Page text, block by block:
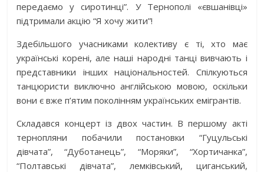
передаємо у сиротинці”. У Тернополі «євшанівці»
підтримали акцію “Я хочу жити”!
Здебільшого учасниками колективу є ті, хто має
українські корені, але наші народні танці вивчають і
представники інших національностей. Спілкуються
танцюристи виключно англійською мовою, оскільки
вони є вже п’ятим поколінням українських емігрантів.
Складався концерт із двох частин. В першому акті
тернопляни побачили постановки “Гуцульські
дівчата”, “Дуботанець”, “Моряки”, “Хортичанка”,
“Полтавські дівчата”, лемківський, циганський,